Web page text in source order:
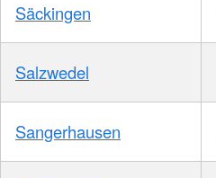
Säckingen
Salzwedel
Sangerhausen